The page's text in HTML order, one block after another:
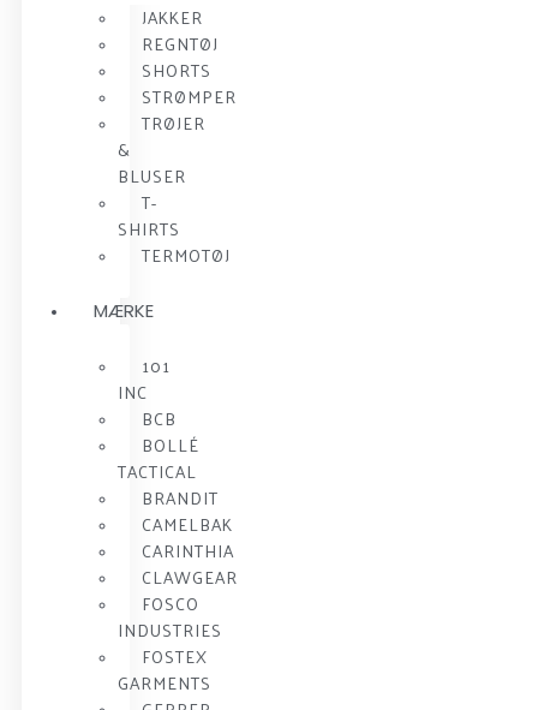
JAKKER
REGNTØJ
SHORTS
STRØMPER
TRØJER
&
BLUSER
T-
SHIRTS
TERMOTØJ
MÆRKE
101
INC
BCB
BOLLÉ
TACTICAL
BRANDIT
CAMELBAK
CARINTHIA
CLAWGEAR
FOSCO
INDUSTRIES
FOSTEX
GARMENTS